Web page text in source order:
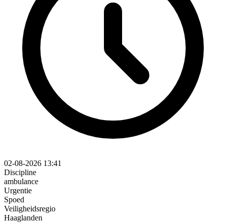
02-08-2026 13:41
Discipline
ambulance
Urgentie
Spoed
Veiligheidsregio
Haaglanden